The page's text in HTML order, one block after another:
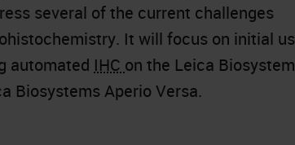
several of the current challenges
It will focus on initial
automated IHC on the Leica
Biosystems Aperio Versa.